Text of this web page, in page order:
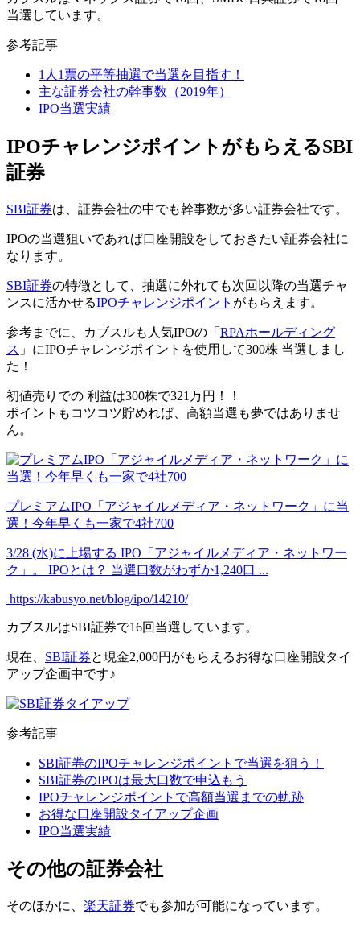
当選しています。
参考記事
1人1票の平等抽選で当選を目指す！
主な証券会社の幹事数（2019年）
IPO当選実績
IPOチャレンジポイントがもらえるSBI
証券
SBI証券は、証券会社の中でも幹事数が多い証券会社です。
IPOの当選狙いであれば口座開設をしておきたい証券会社に
なります。
SBI証券の特徴として、抽選に外れても次回以降の当選チャ
ンスに活かせるIPOチャレンジポイント がもらえます。
参考までに、カブスルも人気IPOの「 RPAホールディング
ス 」にIPOチャレンジポイントを使用して300株 当選 しまし
た！
初値売りでの 利益は300株で321万円 ！！
ポイントもコツコツ貯めれば、高額当選も夢ではありませ
ん。
プレミアムIPO「アジャイルメディア・ネットワーク」に当
選！今年早くも一家で4社700
3/28 (水)に上場する IPO「アジャイルメディア・ネットワー
ク」。 IPOとは？ 当選口数がわずか1,240口 ...
https://kabusyo.net/blog/ipo/14210/
カブスルはSBI証券で16回当選しています。
現在、 SBI証券と現金2,000円がもらえるお得な口座開設タイ
アップ企画中です♪
参考記事
SBI証券のIPOチャレンジポイントで当選を狙う！
SBI証券のIPOは最大口数で申込もう
IPOチャレンジポイントで高額当選までの軌跡
お得な口座開設タイアップ企画
IPO当選実績
その他の証券会社
そのほかに、 楽天証券でも参加が可能になっています。